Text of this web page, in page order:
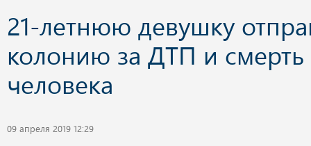
21-летнюю девушку
колонию за ДТП и смерть
человека
09 апреля 2019 12:29